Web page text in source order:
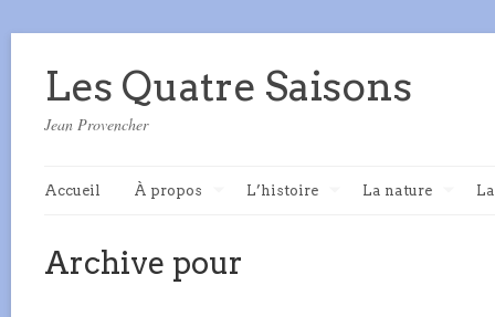
Les Quatre Saisons
Jean Provencher
Accueil À propos L’histoire La nature
Archive pour